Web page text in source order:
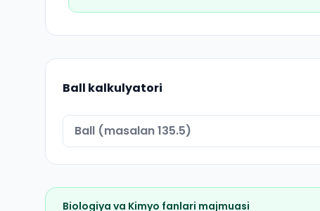
Ball kalkulyatori
Biologiya va Kimyo fanlari majmuasi